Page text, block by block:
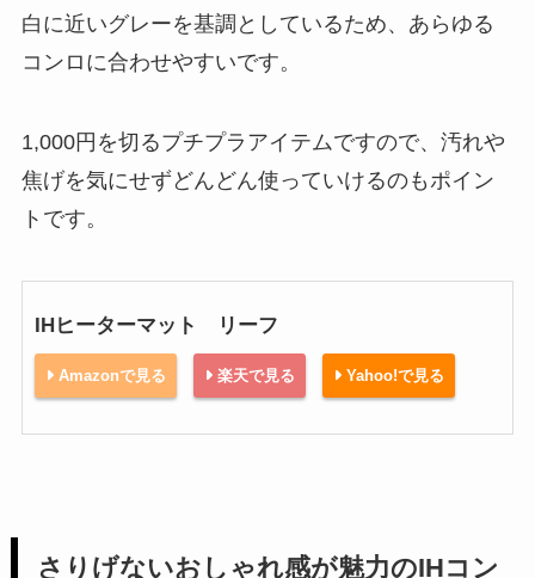
白に近いグレーを基調としているため、あらゆる
コンロに合わせやすいです。
1,000円を切るプチプラアイテムですので、汚れや
焦げを気にせずどんどん使っていけるのもポイン
トです。
IHヒーターマット リーフ
Amazonで見る 楽天で見る Yahoo!で見る
さりげないおしゃれ感が魅力のIHコン